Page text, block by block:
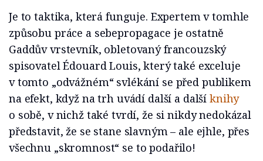
Je to taktika, která funguje. Expertem v tomhle
způsobu práce a sebepropagace je ostatně
Gaddův vrstevník, obletovaný francouzský
spisovatel Édouard Louis, který také exceluje
v tomto „odvážném“ svlékání se před publikem
na efekt, když na trh uvádí další a další knihy
o sobě, v nichž také tvrdí, že si nikdy nedokázal
představit, že se stane slavným – ale ejhle, přes
všechnu „skromnost“ se to podařilo!